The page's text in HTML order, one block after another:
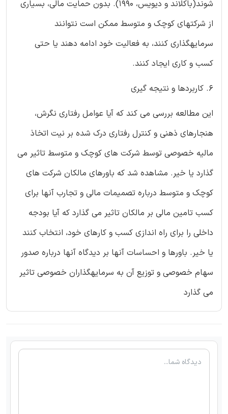
شوند(باکلاند و دیویس، 1990). بدون حمایت مالی، بسیاری
از شرکتهای کوچک و متوسط ممکن است نتوانند
سرمایهگذاری کنند، به فعالیت خود ادامه دهند یا حتی
کسب و کاری ایجاد کنند.
6. کاربردها و نتیجه گیری
این مطالعه بررسی می کند که آیا عوامل رفتاری نگرش،
هنجارهای ذهنی و کنترل رفتاری درک شده بر نیت اتخاذ
مالیه خصوصی توسط شرکت های کوچک و متوسط تاثیر می
گذارد یا خیر. مشاهده شد که باورهای مالکان شرکت های
کوچک و متوسط درباره تصمیمات مالی و تجارب آنها برای
کسب تامین مالی بر مالکان تاثیر می گذارد که آیا بودجه
داخلی را برای راه اندازی کسب و کارهای خود، انتخاب کنند
یا خیر. باورها و احساسات آنها بر دیدگاه آنها درباره صدور
سهام خصوصی و توزیع آن به سرمایهگذاران خصوصی تاثیر
می گذارد